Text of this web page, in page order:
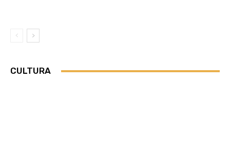
CULTURA